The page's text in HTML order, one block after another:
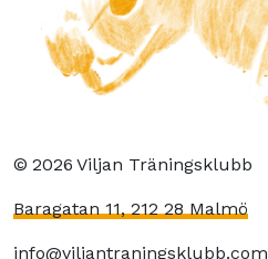
© 2026 Viljan Träningsklubb
Baragatan 11, 212 28 Malmö
info@viljantraningsklubb.com